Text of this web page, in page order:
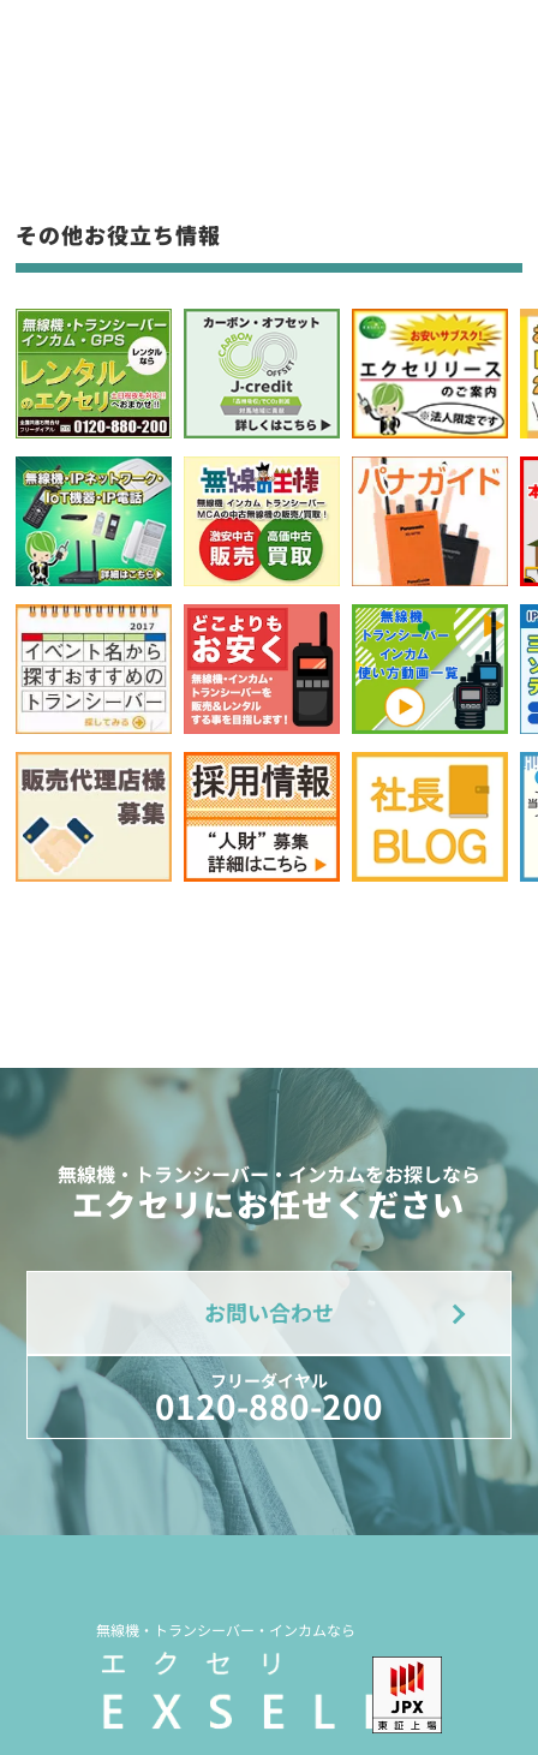
フリーワード入力(製品名等)
選択条件をリセット
その他お役立ち情報
無線機・トランシーバー・インカムをお探しなら
エクセリにお任せください
お問い合わせ
フリーダイヤル
0120-880-200
無線機・トランシーバー・インカムなら